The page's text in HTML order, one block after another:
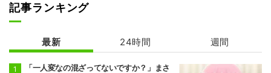
【推しの子】 3
期
記事ランキング
最新 24時間 週間
「一人変なの混ざってないですか？」まさ